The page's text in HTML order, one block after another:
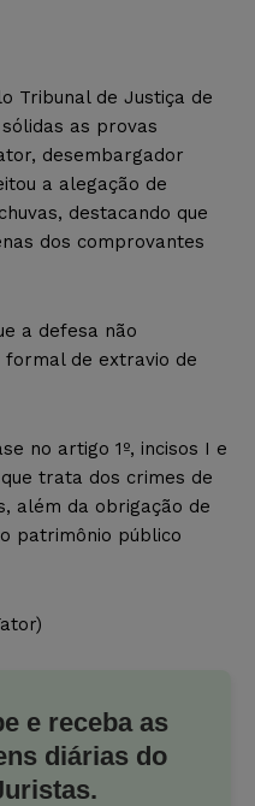
Tribunal de Justiça de
as provas
desembargador
a alegação de
destacando que
dos comprovantes
a defesa não
de extravio de
no artigo 1º, incisos I e
trata dos crimes de
além da obrigação de
patrimônio público
e receba as
diárias do